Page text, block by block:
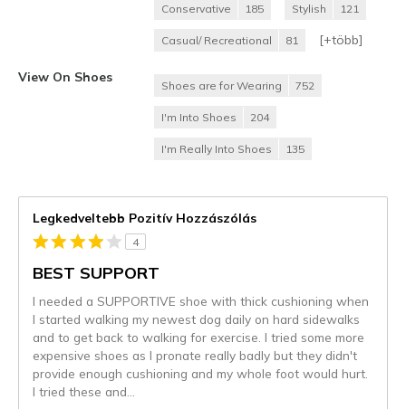
Conservative 185 Stylish 121
Casual/ Recreational 81 [+több]
View On Shoes
Shoes are for Wearing 752
I'm Into Shoes 204
I'm Really Into Shoes 135
Legkedveltebb Pozitív Hozzászólás
4
BEST SUPPORT
I needed a SUPPORTIVE shoe with thick cushioning when
I started walking my newest dog daily on hard sidewalks
and to get back to walking for exercise. I tried some more
expensive shoes as I pronate really badly but they didn't
provide enough cushioning and my whole foot would hurt.
I tried these and